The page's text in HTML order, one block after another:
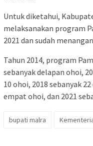
Untuk diketahui,
melaksanakan program
2021 dan sudah
Tahun 2014, program
sebanyak delapan ohoi,
10 ohoi, 2018 sebanyak
empat ohoi, dan 2021
bupati malra